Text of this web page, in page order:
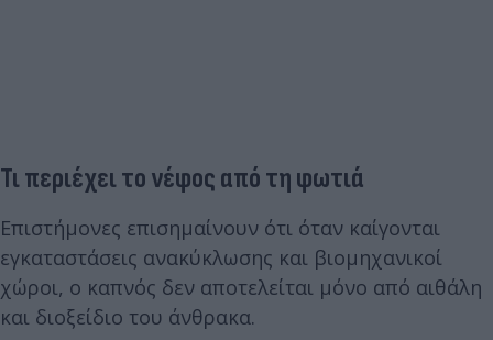
Τι περιέχει το νέφος από τη φωτιά
Επιστήμονες επισημαίνουν ότι όταν καίγονται
εγκαταστάσεις ανακύκλωσης και βιομηχανικοί
χώροι, ο καπνός δεν αποτελείται μόνο από αιθάλη
και διοξείδιο του άνθρακα.